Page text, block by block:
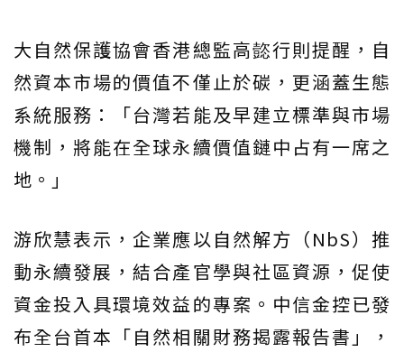
大自然保護協會香港總監高㦤行則提醒，自
然資本市場的價值不僅止於碳，更涵蓋生態
系統服務：「台灣若能及早建立標準與市場
機制，將能在全球永續價值鏈中占有一席之
地。」
游欣慧表示，企業應以自然解方（NbS）推
動永續發展，結合產官學與社區資源，促使
資金投入具環境效益的專案。中信金控已發
布全台首本「自然相關財務揭露報告書」，